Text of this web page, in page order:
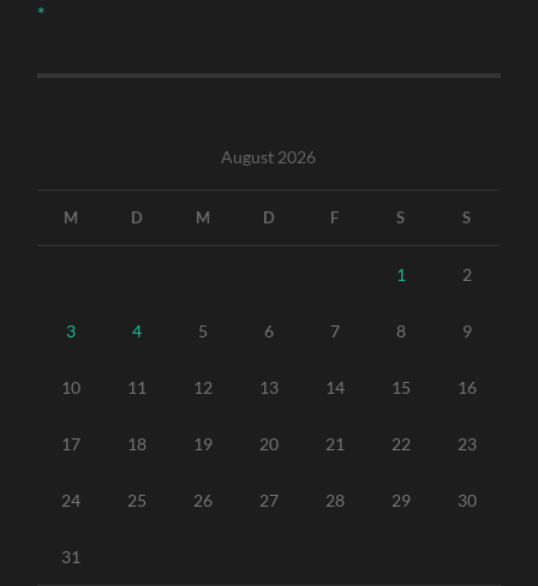
*
August 2026
M D M D F S S
1 2
3 4 5 6 7 8 9
10 11 12 13 14 15 16
17 18 19 20 21 22 23
24 25 26 27 28 29 30
31